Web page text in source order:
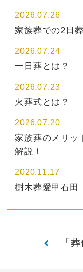
2026.07.26
家族葬での2日
2026.07.24
一日葬とは？
2026.07.23
火葬式とは？
2026.07.20
家族葬のメリッ
解説！
2020.11.17
樹木葬愛甲石
「